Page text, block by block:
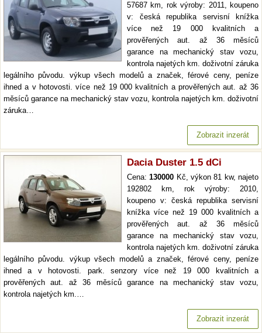
57687 km, rok výroby: 2011, koupeno
v: česká republika servisní knížka
více než 19 000 kvalitních a
prověřených aut. až 36 měsíců
garance na mechanický stav vozu,
kontrola najetých km. doživotní záruka
legálního původu. výkup všech modelů a značek, férové ceny, peníze
ihned a v hotovosti. více než 19 000 kvalitních a prověřených aut. až 36
měsíců garance na mechanický stav vozu, kontrola najetých km. doživotní
záruka…
Zobrazit inzerát
Dacia Duster 1.5 dCi
Cena:130000 Kč, výkon 81 kw, najeto
192802 km, rok výroby: 2010,
koupeno v: česká republika servisní
knížka více než 19 000 kvalitních a
prověřených aut. až 36 měsíců
garance na mechanický stav vozu,
kontrola najetých km. doživotní záruka
legálního původu. výkup všech modelů a značek, férové ceny, peníze
ihned a v hotovosti. park. senzory více než 19 000 kvalitních a
prověřených aut. až 36 měsíců garance na mechanický stav vozu,
kontrola najetých km.…
Zobrazit inzerát